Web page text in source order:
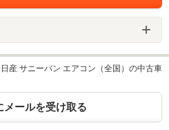
日産 サニーバン エアコン（全国）の中古車
メールを受け取る